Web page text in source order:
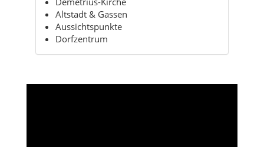
Altstadt & Gassen
Aussichtspunkte
Dorfzentrum